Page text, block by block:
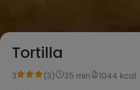
Tortilla
3 (3) 35 min 1044 kcal